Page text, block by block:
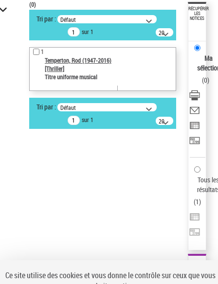
VOTRE RECHERCHE
Recherche avancée dans les
notices d’autorité
Œuvres liées à l'auteur :
Temperton, Rod (1947-2016)
Auteur d’œuvre
Temperton, Rod (1947-2016)
Type de notice d'autorité
(0)
Tri par : Défaut
sur 1
20
résultats/page
1
Temperton, Rod (1947-2016)
[Thriller]
Titre uniforme musical
Tri par : Défaut
sur 1
20
résultats/page
RÉCUPÉRER
LES
NOTICES
Ma
(0)
Tous
(1)
Ce site utilise des cookies et vous donne le contrôle sur ceux que vous